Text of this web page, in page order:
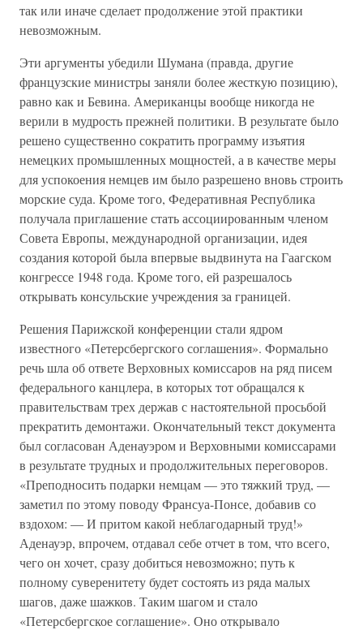
так или иначе сделает продолжение этой практики
невозможным.
Эти аргументы убедили Шумана (правда, другие
французские министры заняли более жесткую позицию),
равно как и Бевина. Американцы вообще никогда не
верили в мудрость прежней политики. В результате было
решено существенно сократить программу изъятия
немецких промышленных мощностей, а в качестве меры
для успокоения немцев им было разрешено вновь строить
морские суда. Кроме того, Федеративная Республика
получала приглашение стать ассоциированным членом
Совета Европы, международной организации, идея
создания которой была впервые выдвинута на Гаагском
конгрессе 1948 года. Кроме того, ей разрешалось
открывать консульские учреждения за границей.
Решения Парижской конференции стали ядром
известного «Петерсбергского соглашения». Формально
речь шла об ответе Верховных комиссаров на ряд писем
федерального канцлера, в которых тот обращался к
правительствам трех держав с настоятельной просьбой
прекратить демонтажи. Окончательный текст документа
был согласован Аденауэром и Верховными комиссарами
в результате трудных и продолжительных переговоров.
«Преподносить подарки немцам — это тяжкий труд, —
заметил по этому поводу Франсуа-Понсе, добавив со
вздохом: — И притом какой неблагодарный труд!»
Аденауэр, впрочем, отдавал себе отчет в том, что всего,
чего он хочет, сразу добиться невозможно; путь к
полному суверенитету будет состоять из ряда малых
шагов, даже шажков. Таким шагом и стало
«Петерсбергское соглашение». Оно открывало